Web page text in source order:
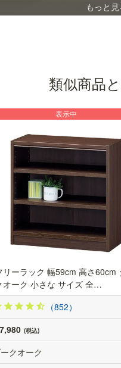
を強化したオリジナル
で、すべての棚をお
。※画像はNA色
もっと見
類似商品
表示中
リーラック 幅59cm 高さ60cm
オーク 小さな サイズ 全…
（852）
(税込)
クオーク